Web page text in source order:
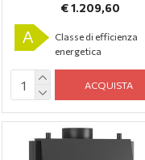
€ 1.209,60
A
Classe di efficienza
energetica
ACQUISTA